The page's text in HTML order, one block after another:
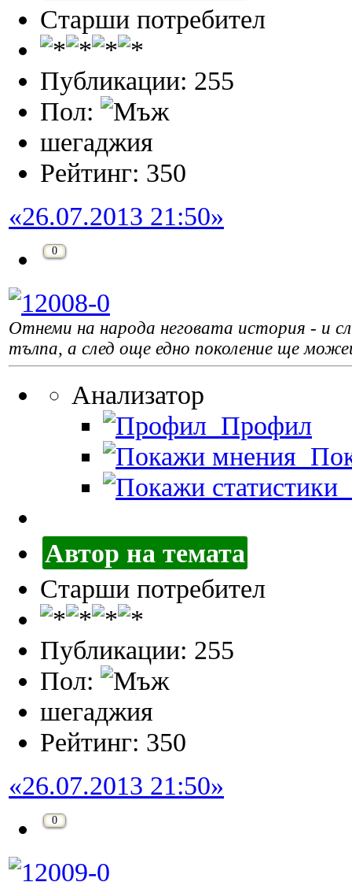
Старши потребител
Публикации: 255
Пол:
шегаджия
Рейтинг: 350
«26.07.2013 21:50»
0
Отнеми на народа неговата история - и
тълпа, а след още едно поколение ще
Анализатор
Профил
Автор на темата
Старши потребител
Публикации: 255
Пол:
шегаджия
Рейтинг: 350
«26.07.2013 21:50»
0